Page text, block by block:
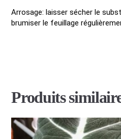
Arrosage: laisser sécher le
brumiser le feuillage
Produits